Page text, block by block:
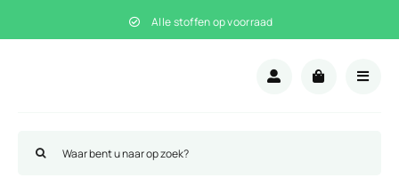
naar
Alle stoffen op voorraad
naar: